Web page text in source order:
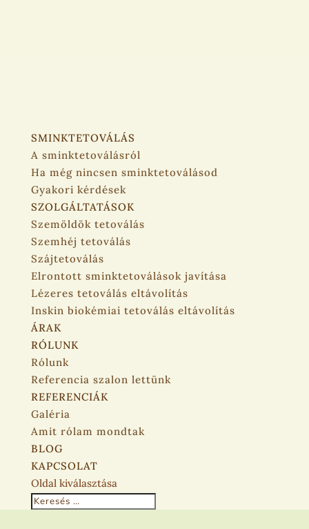
SMINKTETOVÁLÁS
A sminktetoválásról
Ha még nincsen sminktetoválásod
Gyakori kérdések
SZOLGÁLTATÁSOK
Szemöldök tetoválás
Szemhéj tetoválás
Szájtetoválás
Elrontott sminktetoválások javítása
Lézeres tetoválás eltávolítás
Inskin biokémiai tetoválás eltávolítás
ÁRAK
RÓLUNK
Rólunk
Referencia szalon lettünk
REFERENCIÁK
Galéria
Amit rólam mondtak
BLOG
KAPCSOLAT
Oldal kiválasztása